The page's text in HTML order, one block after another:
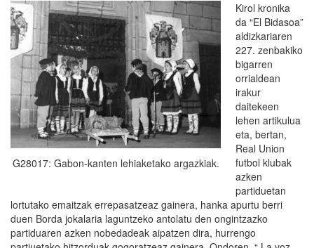
G28017: Gabon-kanten lehiaketako argazkiak.
Kirol kronika
da “El Bidasoa”
aldizkariaren
227. zenbakiko
bigarren
orrialdean
irakur
daitekeen
lehen artikulua
eta, bertan,
Real Union
futbol klubak
azken
partiduetan
lortutako emaitzak errepasatzeaz gainera, hanka apurtu berri
duen Borda jokalaria laguntzeko antolatu den ongintzazko
partiduaren azken nobedadeak aipatzen dira, hurrengo